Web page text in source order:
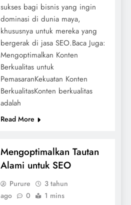
sukses bagi bisnis yang ingin
dominasi di dunia maya,
khususnya untuk mereka yang
bergerak di jasa SEO.Baca Juga:
Mengoptimalkan Konten
Berkualitas untuk
PemasaranKekuatan Konten
BerkualitasKonten berkualitas
adalah
Read More
Mengoptimalkan Tautan
Alami untuk SEO
Purure
3 tahun
ago
0 1 mins